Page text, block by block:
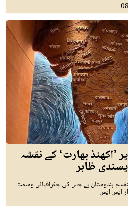
’اکھنڈ بھارت‘ کے نقشہ
ظاہر
ہندوستان ہے جس کی جغرافیائی وسعت
ایس ایس